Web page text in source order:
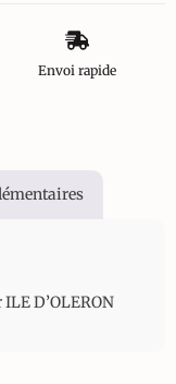
Envoi rapide
D’OLERON